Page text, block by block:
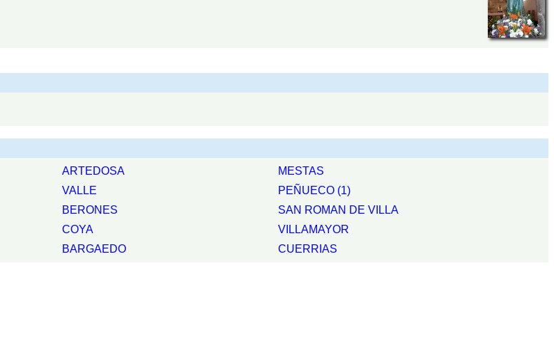
ARTEDOSA
MESTAS
VALLE
PEÑUECO (1)
BERONES
SAN ROMAN DE VILLA
COYA
VILLAMAYOR
BARGAEDO CUERRIAS